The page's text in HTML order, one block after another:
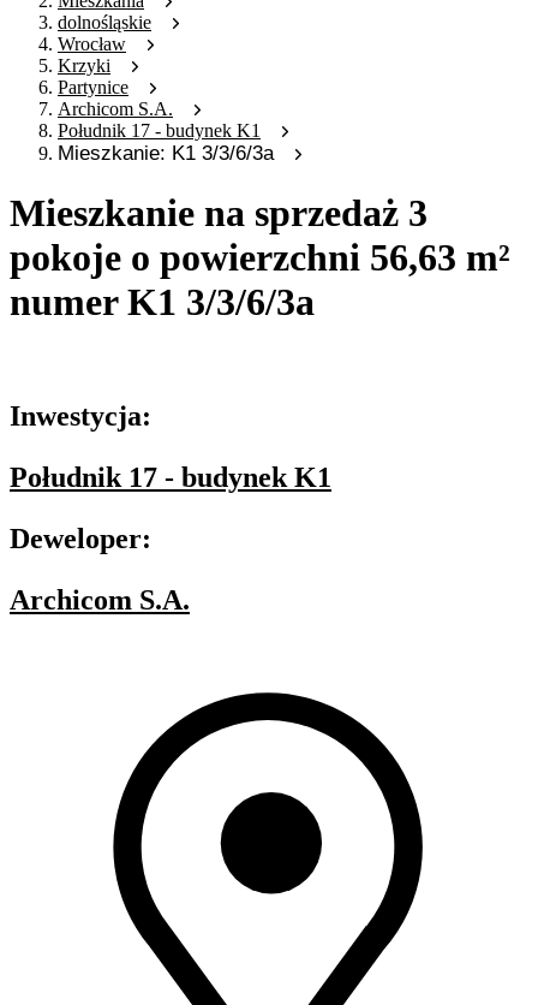
dolnośląskie
Wrocław
Krzyki
Partynice
Archicom S.A.
Południk 17 - budynek K1
Mieszkanie: K1 3/3/6/3a
Mieszkanie na sprzedaż 3
pokoje o powierzchni 56,63 m²
numer K1 3/3/6/3a
Inwestycja:
Południk 17 - budynek K1
Deweloper:
Archicom S.A.